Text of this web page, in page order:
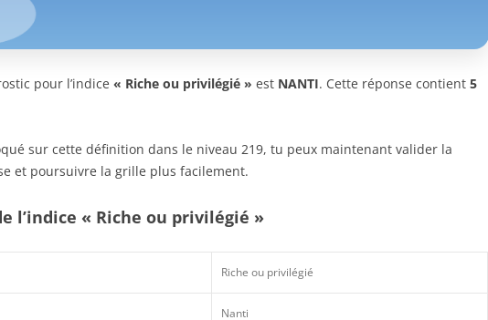
pour l’indice « Riche ou privilégié » est NANTI. Cette réponse contient 5
sur cette définition dans le niveau 219, tu peux maintenant valider la
et poursuivre la grille plus facilement.
l’indice « Riche ou privilégié »
Riche ou privilégié
Nanti